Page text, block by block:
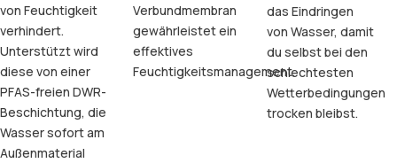
von Feuchtigkeit
verhindert.
Unterstützt wird
diese von einer
PFAS-freien DWR-
Beschichtung, die
Wasser sofort am
Außenmaterial
Verbundmembran
gewährleistet ein
effektives
Feuchtigkeitsmanagement.
das Eindringen
von Wasser, damit
du selbst bei den
schlechtesten
Wetterbedingungen
trocken bleibst.